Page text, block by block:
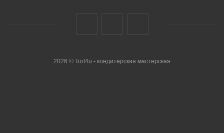
2026 © Tort4u - кондитерская мастерская